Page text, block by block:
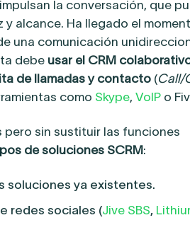
la conversación, que
alcance. Ha llegado el
una comunicación
debe usar el CRM
de llamadas y contacto (Call/
como Skype, VoIP o
sin sustituir las funciones
de soluciones SCRM:
soluciones ya existentes.
redes sociales (Jive SBS,